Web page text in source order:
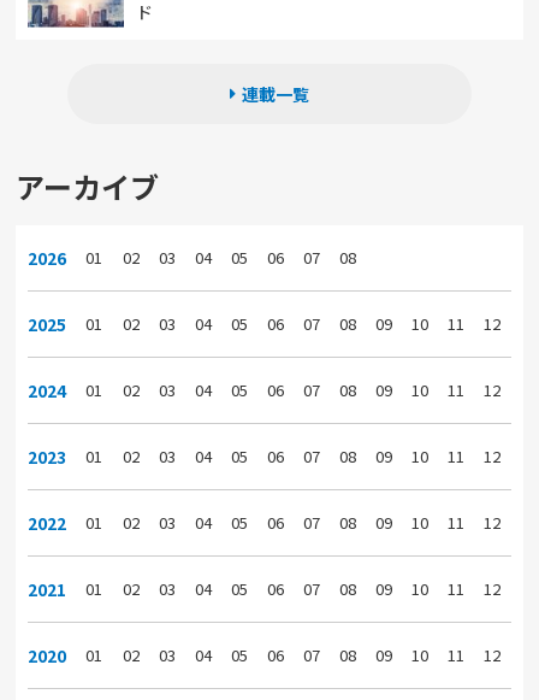
ド
連載一覧
アーカイブ
2026 01 02 03 04 05 06 07 08
2025 01 02 03 04 05 06 07 08 09 10 11 12
2024 01 02 03 04 05 06 07 08 09 10 11 12
2023 01 02 03 04 05 06 07 08 09 10 11 12
2022 01 02 03 04 05 06 07 08 09 10 11 12
2021 01 02 03 04 05 06 07 08 09 10 11 12
2020 01 02 03 04 05 06 07 08 09 10 11 12